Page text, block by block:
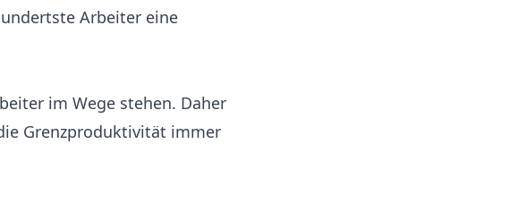
Arbeiter eine
im Wege stehen. Daher
Grenzproduktivität immer